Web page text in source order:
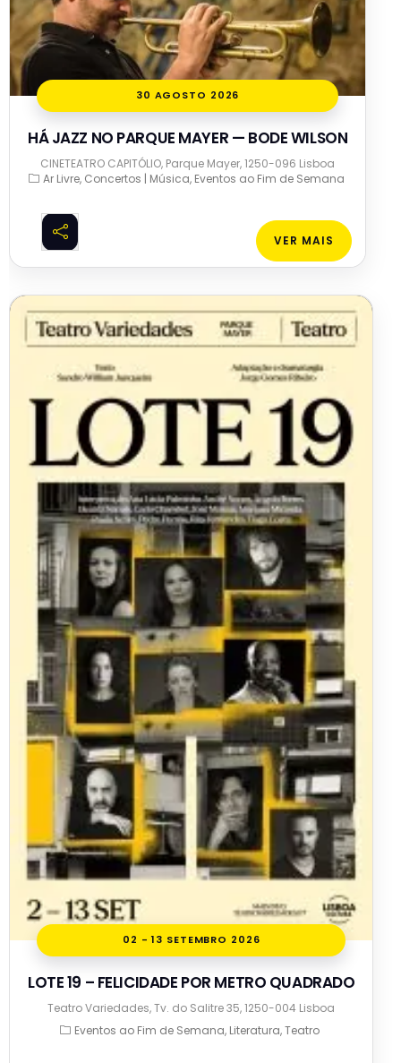
30 AGOSTO 2026
HÁ JAZZ NO PARQUE MAYER — BODE WILSON
CINETEATRO CAPITÓLIO, Parque Mayer, 1250-096 Lisboa
Ar Livre Concertos | Música Eventos ao Fim de Semana
VER MAIS
02 - 13 SETEMBRO 2026
LOTE 19 – FELICIDADE POR METRO QUADRADO
Teatro Variedades, Tv. do Salitre 35, 1250-004 Lisboa
Eventos ao Fim de Semana Literatura Teatro